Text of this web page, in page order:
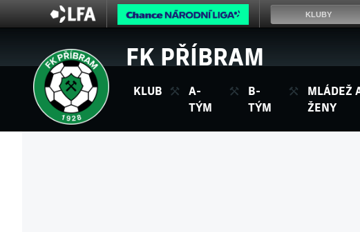
FK PŘÍBRAM
KLUB
A-
TÝM
B-
TÝM
MLÁDEŽ
ŽENY
KLUBY